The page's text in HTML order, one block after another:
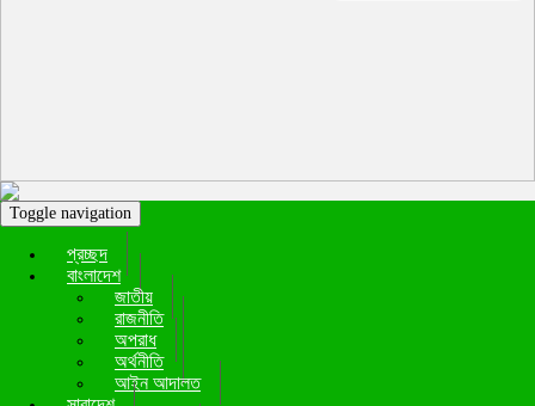
Toggle navigation
প্রচ্ছদ
বাংলাদেশ
জাতীয়
রাজনীতি
অপরাধ
অর্থনীতি
আইন আদালত